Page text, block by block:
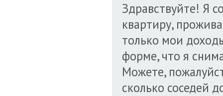
Здравствуйте! Я
квартиру,
только мои
форме, что я
Можете,
сколько соседей